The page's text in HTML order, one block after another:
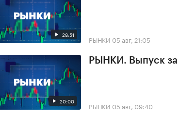
28:51 РЫНКИ 05 авг, 21:05
20:00
РЫНКИ. Выпуск
РЫНКИ 05 авг, 09:40